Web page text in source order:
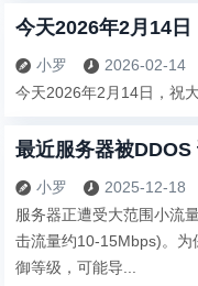
今天2026年2月14
 小罗  2026-02-14
今天2026年2月14日，祝
最近服务器被
 小罗  2025-12-18
服务器正遭受大范围小流
击流量约10-15Mbps)。
御等级，可能导...